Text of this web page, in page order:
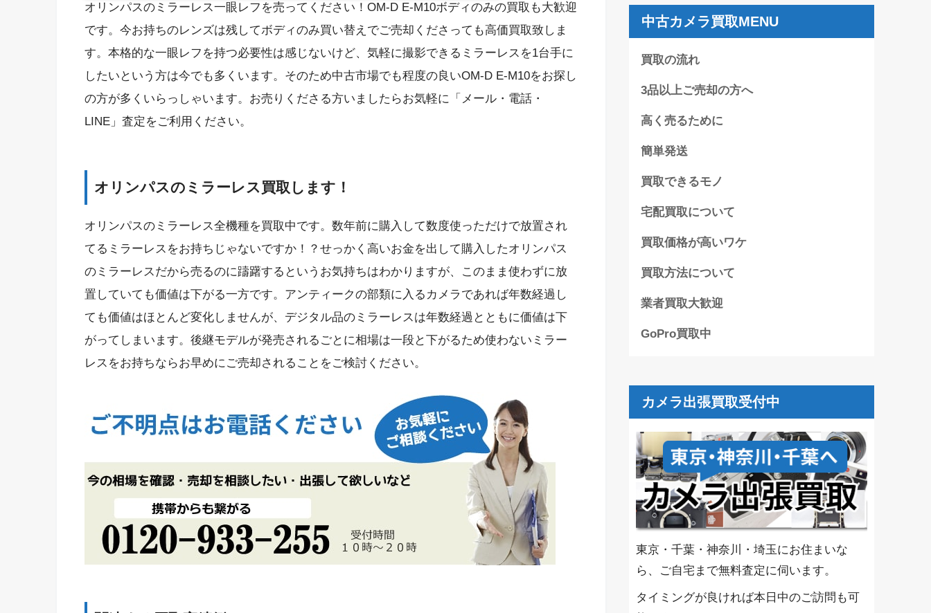
オリンパスのミラーレス一眼レフを売ってください！OM-D E-M10ボディのみの買取も大歓迎
です。今お持ちのレンズは残してボディのみ買い替えでご売却くださっても高価買取致しま
す。本格的な一眼レフを持つ必要性は感じないけど、気軽に撮影できるミラーレスを1台手に
したいという方は今でも多くいます。そのため中古市場でも程度の良いOM-D E-M10をお探し
の方が多くいらっしゃいます。お売りくださる方いましたらお気軽に「メール・電話・
LINE」査定をご利用ください。
オリンパスのミラーレス買取します！
オリンパスのミラーレス全機種を買取中です。数年前に購入して数度使っただけで放置され
てるミラーレスをお持ちじゃないですか！？せっかく高いお金を出して購入したオリンパス
のミラーレスだから売るのに躊躇するというお気持ちはわかりますが、このまま使わずに放
置していても価値は下がる一方です。アンティークの部類に入るカメラであれば年数経過し
ても価値はほとんど変化しませんが、デジタル品のミラーレスは年数経過とともに価値は下
がってしまいます。後継モデルが発売されるごとに相場は一段と下がるため使わないミラー
レスをお持ちならお早めにご売却されることをご検討ください。
中古カメラ買取MENU
買取の流れ
3品以上ご売却の方へ
高く売るために
簡単発送
買取できるモノ
宅配買取について
買取価格が高いワケ
買取方法について
業者買取大歓迎
GoPro買取中
カメラ出張買取受付中
東京・千葉・神奈川・埼玉にお住まいな
ら、ご自宅まで無料査定に伺います。
タイミングが良ければ本日中のご訪問も可